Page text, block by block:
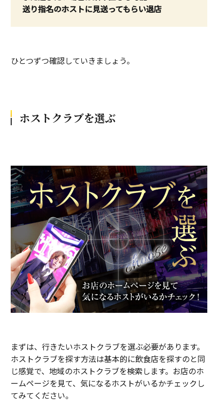
送り指名のホストに見送ってもらい退店
ひとつずつ確認していきましょう。
ホストクラブを選ぶ
まずは、行きたいホストクラブを選ぶ必要があります。
ホストクラブを探す方法は基本的に飲食店を探すのと同
じ感覚で、地域のホストクラブを検索します。お店のホ
ームページを見て、気になるホストがいるかチェックし
てみてください。